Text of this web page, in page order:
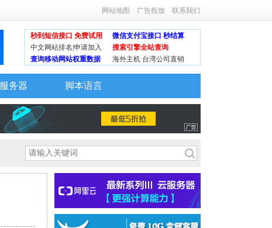
网站地图 广告投放 联系我们
秒到短信接口 免费试用
微信支付宝接口 秒结算
中文网站排名|申请加入
搜索引擎全站查询
查询移动网站权重数据
海外主机 台湾公司直销
服务器 脚本语言